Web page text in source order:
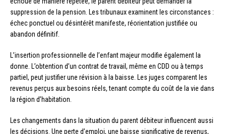
suppression de la pension. Les tribunaux examinent les circonstances :
échec ponctuel ou désintérêt manifeste, réorientation justifiée ou
abandon définitif.
L’insertion professionnelle de l’enfant majeur modifie également la
donne. L’obtention d’un contrat de travail, même en CDD ou à temps
partiel, peut justifier une révision à la baisse. Les juges comparent les
revenus perçus aux besoins réels, tenant compte du coût de la vie dans
la région d’habitation.
Les changements dans la situation du parent débiteur influencent aussi
les décisions. Une perte d’emploi, une baisse significative de revenus,